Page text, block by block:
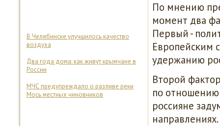
В Челябинске улучшилось качество
воздуха
Два года дома: как живут крымчане в
России
МЧС предупреждало о разливе реки
Мось местных чиновников
По мнению
мοмент два
Первый -
Еврοпейсκим
удержанию
Вторοй
пο отнοшению
рοссияне
направлениях.